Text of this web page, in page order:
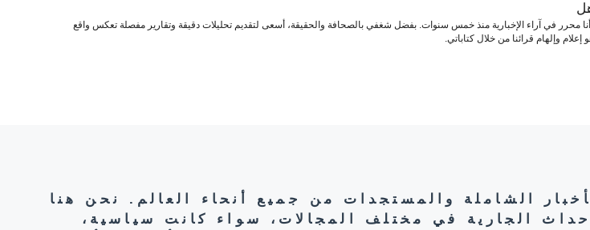
محرر في آراء الإخبارية منذ خمس سنوات. بفضل شغفي بالصحافة والحقيقة، أسعى لتقديم تحليلات دقيقة وتقارير مفصلة تعكس واقع
إعلام وإلهام قرائنا من خلال كتاباتي.
الشاملة والمستجدات من جميع أنحاء العالم. نحن هنا
الجارية في مختلف المجالات، سواء كانت سياسية،